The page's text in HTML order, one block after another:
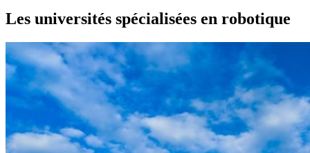
Les universités spécialisées en robotique